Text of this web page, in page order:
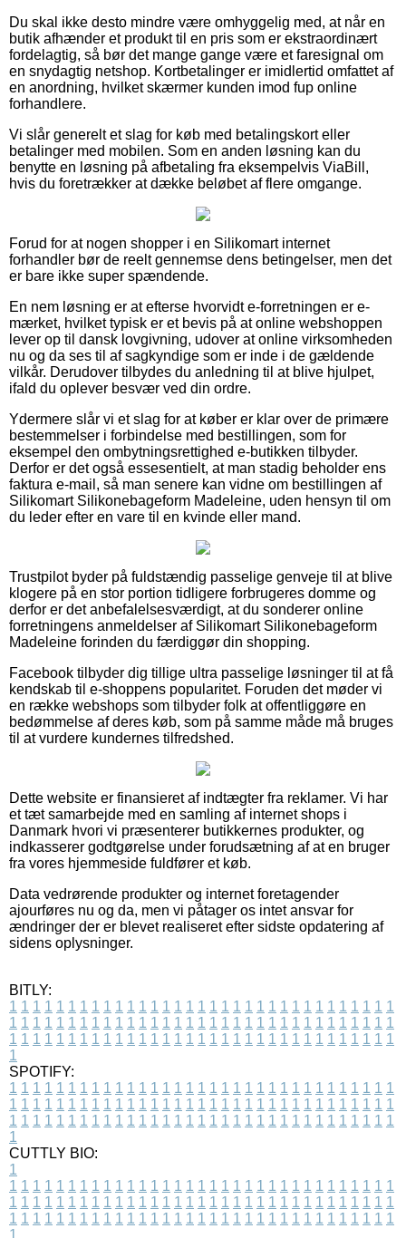
Du skal ikke desto mindre være omhyggelig med, at når en
butik afhænder et produkt til en pris som er ekstraordinært
fordelagtig, så bør det mange gange være et faresignal om
en snydagtig netshop. Kortbetalinger er imidlertid omfattet af
en anordning, hvilket skærmer kunden imod fup online
forhandlere.
Vi slår generelt et slag for køb med betalingskort eller
betalinger med mobilen. Som en anden løsning kan du
benytte en løsning på afbetaling fra eksempelvis ViaBill,
hvis du foretrækker at dække beløbet af flere omgange.
Forud for at nogen shopper i en Silikomart internet
forhandler bør de reelt gennemse dens betingelser, men det
er bare ikke super spændende.
En nem løsning er at efterse hvorvidt e-forretningen er e-
mærket, hvilket typisk er et bevis på at online webshoppen
lever op til dansk lovgivning, udover at online virksomheden
nu og da ses til af sagkyndige som er inde i de gældende
vilkår. Derudover tilbydes du anledning til at blive hjulpet,
ifald du oplever besvær ved din ordre.
Ydermere slår vi et slag for at køber er klar over de primære
bestemmelser i forbindelse med bestillingen, som for
eksempel den ombytningsrettighed e-butikken tilbyder.
Derfor er det også essesentielt, at man stadig beholder ens
faktura e-mail, så man senere kan vidne om bestillingen af
Silikomart Silikonebageform Madeleine, uden hensyn til om
du leder efter en vare til en kvinde eller mand.
Trustpilot byder på fuldstændig passelige genveje til at blive
klogere på en stor portion tidligere forbrugeres domme og
derfor er det anbefalelsesværdigt, at du sonderer online
forretningens anmeldelser af Silikomart Silikonebageform
Madeleine forinden du færdiggør din shopping.
Facebook tilbyder dig tillige ultra passelige løsninger til at få
kendskab til e-shoppens popularitet. Foruden det møder vi
en række webshops som tilbyder folk at offentliggøre en
bedømmelse af deres køb, som på samme måde må bruges
til at vurdere kundernes tilfredshed.
Dette website er finansieret af indtægter fra reklamer. Vi har
et tæt samarbejde med en samling af internet shops i
Danmark hvori vi præsenterer butikkernes produkter, og
indkasserer godtgørelse under forudsætning af at en bruger
fra vores hjemmeside fuldfører et køb.
Data vedrørende produkter og internet foretagender
ajourføres nu og da, men vi påtager os intet ansvar for
ændringer der er blevet realiseret efter sidste opdatering af
sidens oplysninger.
BITLY:
1 1 1 1 1 1 1 1 1 1 1 1 1 1 1 1 1 1 1 1 1 1 1 1 1 1 1 1 1 1 1 1 1
1 1 1 1 1 1 1 1 1 1 1 1 1 1 1 1 1 1 1 1 1 1 1 1 1 1 1 1 1 1 1 1 1
1 1 1 1 1 1 1 1 1 1 1 1 1 1 1 1 1 1 1 1 1 1 1 1 1 1 1 1 1 1 1 1 1
1
SPOTIFY:
1 1 1 1 1 1 1 1 1 1 1 1 1 1 1 1 1 1 1 1 1 1 1 1 1 1 1 1 1 1 1 1 1
1 1 1 1 1 1 1 1 1 1 1 1 1 1 1 1 1 1 1 1 1 1 1 1 1 1 1 1 1 1 1 1 1
1 1 1 1 1 1 1 1 1 1 1 1 1 1 1 1 1 1 1 1 1 1 1 1 1 1 1 1 1 1 1 1 1
1
CUTTLY BIO:
1
1 1 1 1 1 1 1 1 1 1 1 1 1 1 1 1 1 1 1 1 1 1 1 1 1 1 1 1 1 1 1 1 1
1 1 1 1 1 1 1 1 1 1 1 1 1 1 1 1 1 1 1 1 1 1 1 1 1 1 1 1 1 1 1 1 1
1 1 1 1 1 1 1 1 1 1 1 1 1 1 1 1 1 1 1 1 1 1 1 1 1 1 1 1 1 1 1 1 1
1